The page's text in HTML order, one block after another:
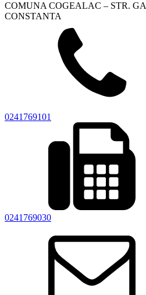
COMUNA COGEALAC – STR.
CONSTANTA
0241769101
0241769030